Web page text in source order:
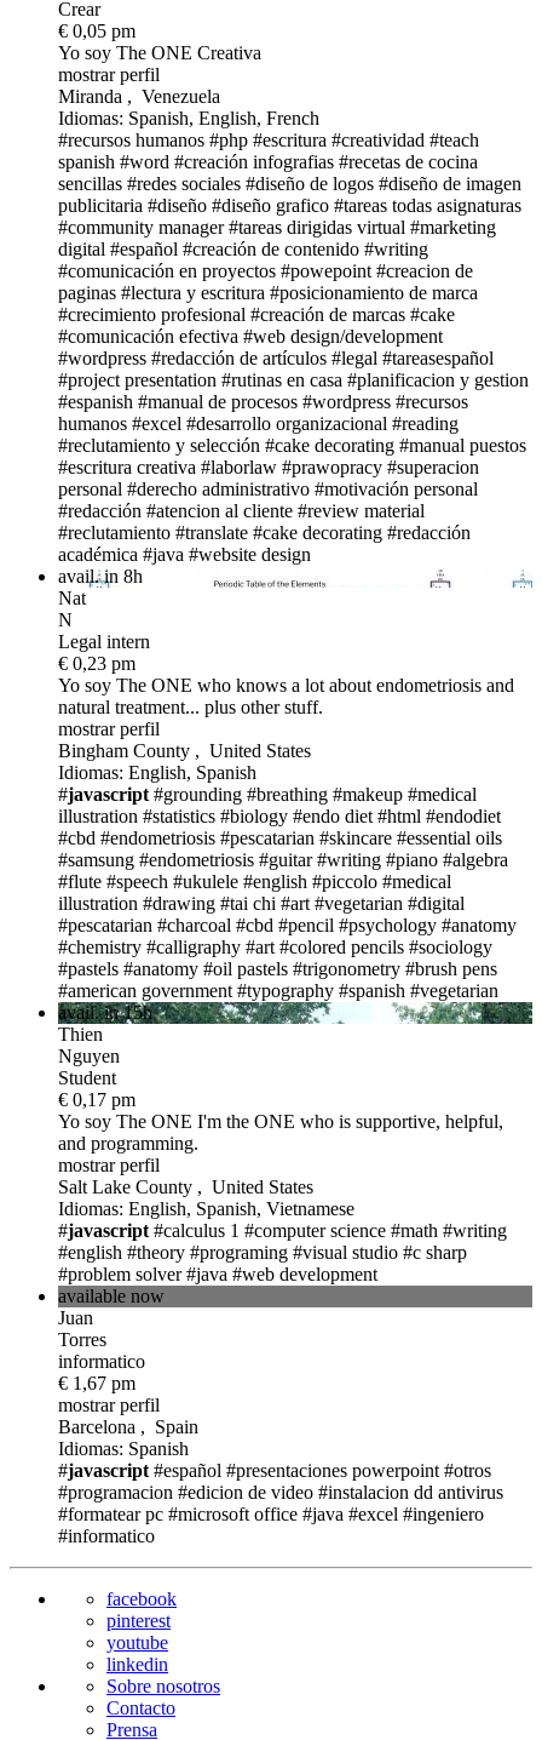
Crear
€ 0,05 pm
Yo soy The ONE Creativa
mostrar perfil
Miranda , Venezuela
Idiomas: Spanish, English, French
#recursos humanos #php #escritura #creatividad #teach
spanish #word #creación infografias #recetas de cocina
sencillas #redes sociales #diseño de logos #diseño de imagen
publicitaria #diseño #diseño grafico #tareas todas asignaturas
#community manager #tareas dirigidas virtual #marketing
digital #español #creación de contenido #writing
#comunicación en proyectos #powepoint #creacion de
paginas #lectura y escritura #posicionamiento de marca
#crecimiento profesional #creación de marcas #cake
#comunicación efectiva #web design/development
#wordpress #redacción de artículos #legal #tareasespañol
#project presentation #rutinas en casa #planificacion y gestion
#espanish #manual de procesos #wordpress #recursos
humanos #excel #desarrollo organizacional #reading
#reclutamiento y selección #cake decorating #manual puestos
#escritura creativa #laborlaw #prawopracy #superacion
personal #derecho administrativo #motivación personal
#redacción #atencion al cliente #review material
#reclutamiento #translate #cake decorating #redacción
académica #java #website design
avail. in 8h
Nat
N
Legal intern
€ 0,23 pm
Yo soy The ONE who knows a lot about endometriosis and
natural treatment... plus other stuff.
mostrar perfil
Bingham County , United States
Idiomas: English, Spanish
#javascript #grounding #breathing #makeup #medical
illustration #statistics #biology #endo diet #html #endodiet
#cbd #endometriosis #pescatarian #skincare #essential oils
#samsung #endometriosis #guitar #writing #piano #algebra
#flute #speech #ukulele #english #piccolo #medical
illustration #drawing #tai chi #art #vegetarian #digital
#pescatarian #charcoal #cbd #pencil #psychology #anatomy
#chemistry #calligraphy #art #colored pencils #sociology
#pastels #anatomy #oil pastels #trigonometry #brush pens
#american government #typography #spanish #vegetarian
avail. in 15h
Thien
Nguyen
Student
€ 0,17 pm
Yo soy The ONE I'm the ONE who is supportive, helpful,
and programming.
mostrar perfil
Salt Lake County , United States
Idiomas: English, Spanish, Vietnamese
#javascript #calculus 1 #computer science #math #writing
#english #theory #programing #visual studio #c sharp
#problem solver #java #web development
available now
Juan
Torres
informatico
€ 1,67 pm
mostrar perfil
Barcelona , Spain
Idiomas: Spanish
#javascript #español #presentaciones powerpoint #otros
#programacion #edicion de video #instalacion dd antivirus
#formatear pc #microsoft office #java #excel #ingeniero
#informatico
facebook
pinterest
youtube
linkedin
Sobre nosotros
Contacto
Prensa